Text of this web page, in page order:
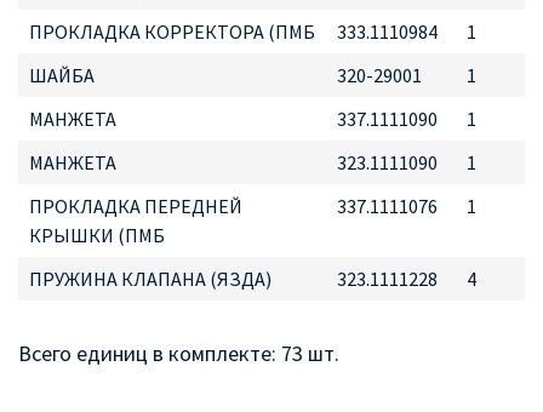
ПРОКЛАДКА КОРРЕКТОРА (ПМБ 333.1110984
1
ШАЙБА
320-29001
1
МАНЖЕТА
337.1111090
1
МАНЖЕТА
323.1111090
1
ПРОКЛАДКА ПЕРЕДНЕЙ
КРЫШКИ (ПМБ
337.1111076 1
ПРУЖИНА КЛАПАНА (ЯЗДА) 323.1111228 4
Всего единиц в комплекте: 73 шт.